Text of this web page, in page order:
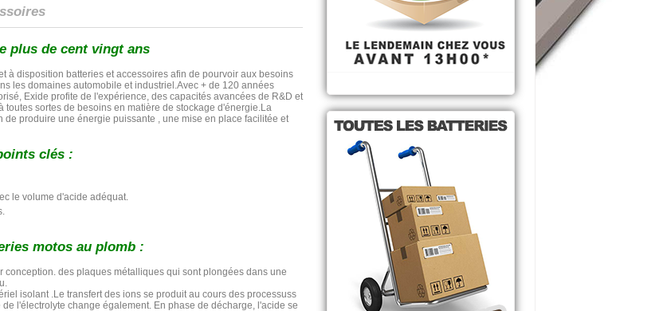
plus de cent vingt ans
à disposition batteries et accessoires afin de pourvoir aux besoins
les domaines automobile et industriel.Avec + de 120 années
Exide profite de l'expérience, des capacités avancées de R&D et
sortes de besoins en matière de stockage d'énergie.La
produire une énergie puissante , une mise en place facilitée et
clés :
le volume d'acide adéquat.
motos au plomb :
des plaques métalliques qui sont plongées dans une
isolant .Le transfert des ions se produit au cours des processuss
l'électrolyte change également. En phase de décharge, l'acide se